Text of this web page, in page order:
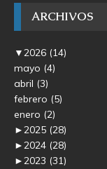
ARCHIVOS
▼2026 (14)
mayo (4)
abril (3)
febrero (5)
enero (2)
►2025 (28)
►2024 (28)
►2023 (31)